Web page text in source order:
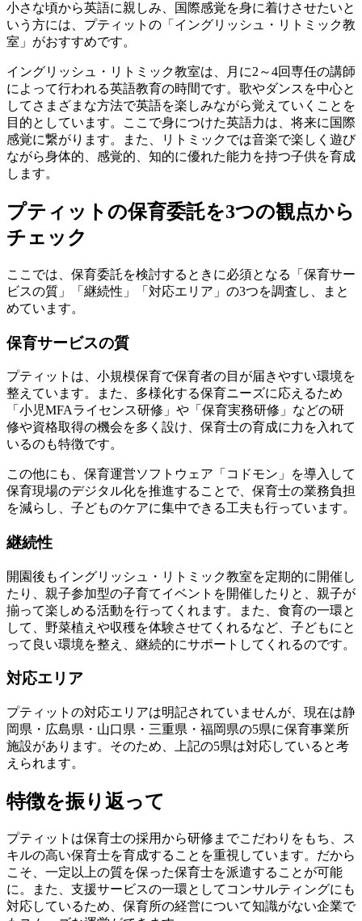
小さな頃から英語に親しみ、国際感覚を身に着けさせたいと
いう方には、プティットの 「イングリッシュ・リトミック教
室」 がおすすめです。
イングリッシュ・リトミック教室は、月に2～4回専任の講師
によって行われる英語教育の時間です。歌やダンスを中心と
してさまざまな方法で英語を楽しみながら覚えていくことを
目的としています。ここで身につけた英語力は、将来に国際
感覚に繋がります。また、リトミックでは音楽で楽しく遊び
ながら身体的、感覚的、知的に優れた能力を持つ子供を育成
します。
プティットの保育委託を3つの観点から
チェック
ここでは、保育委託を検討するときに必須となる「保育サー
ビスの質」「継続性」「対応エリア」の3つを調査し、まと
めています。
保育サービスの質
プティットは、小規模保育で保育者の目が届きやすい環境を
整えています。また、多様化する保育ニーズに応えるため
「小児MFAライセンス研修」や「保育実務研修」などの研
修や資格取得の機会を多く設け、保育士の育成に力を入れて
いるのも特徴です。
この他にも、保育運営ソフトウェア「コドモン」を導入して
保育現場のデジタル化を推進することで、保育士の業務負担
を減らし、子どものケアに集中できる工夫も行っています。
継続性
開園後もイングリッシュ・リトミック教室を定期的に開催し
たり、親子参加型の子育てイベントを開催したりと、 親子が
揃って楽しめる活動を行ってくれます。
また、食育の一環と
して、野菜植えや収穫を体験させてくれるなど、子どもにと
って良い環境を整え、継続的にサポートしてくれるのです。
対応エリア
プティットの対応エリアは明記されていませんが、現在は静
岡県・広島県・山口県・三重県・福岡県の5県に保育事業所
施設があります。そのため、上記の5県は対応していると考
えられます。
特徴を振り返って
プティットは保育士の採用から研修までこだわりをもち、ス
キルの高い保育士を育成することを重視しています。だから
こそ、一定以上の質を保った保育士を派遣することが可能
に。また、支援サービスの一環としてコンサルティングにも
対応しているため、保育所の経営について知識がない企業で